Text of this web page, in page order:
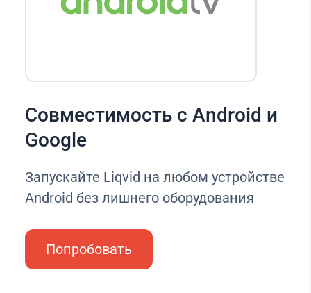
Совместимость с Android и
Google
Запускайте Liqvid на любом устройстве
Android без лишнего оборудования
Попробовать